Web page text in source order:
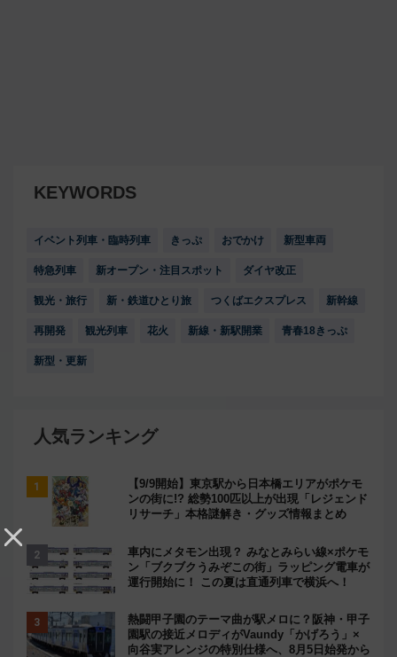
KEYWORDS
イベント列車・臨時列車 きっぷ おでかけ 新型車両
特急列車 新オープン・注目スポット ダイヤ改正
観光・旅行 新・鉄道ひとり旅 つくばエクスプレス 新幹線
再開発 観光列車 花火 新線・新駅開業 青春18きっぷ
新型・更新
人気ランキング
【9/9開始】東京駅から日本橋エリアがポケモ
ンの街に!? 総勢100匹以上が出現「レジェンド
リサーチ」本格謎解き・グッズ情報まとめ
車内にメタモン出現？ みなとみらい線×ポケモ
ン「ブクブクうみぞこの街」ラッピング電車が
運行開始に！ この夏は直通列車で横浜へ！
熱闘甲子園のテーマ曲が駅メロに？阪神・甲子
園駅の接近メロディがVaundy「かげろう」×
向谷実アレンジの特別仕様へ、8月5日始発から